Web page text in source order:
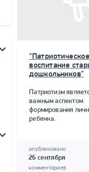
воспитание
дошкольников"
Патриотизм
важным аспектом
формирования
ребенка.
опубликовано
26 сентября
комментариев